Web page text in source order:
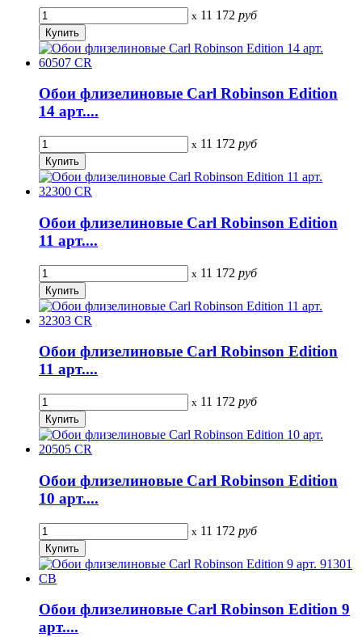
x 11 172 руб
Обои флизелиновые Carl Robinson Edition
14 арт....
x 11 172 руб
Обои флизелиновые Carl Robinson Edition
11 арт....
x 11 172 руб
Обои флизелиновые Carl Robinson Edition
11 арт....
x 11 172 руб
Обои флизелиновые Carl Robinson Edition
10 арт....
x 11 172 руб
Обои флизелиновые Carl Robinson Edition 9
арт....